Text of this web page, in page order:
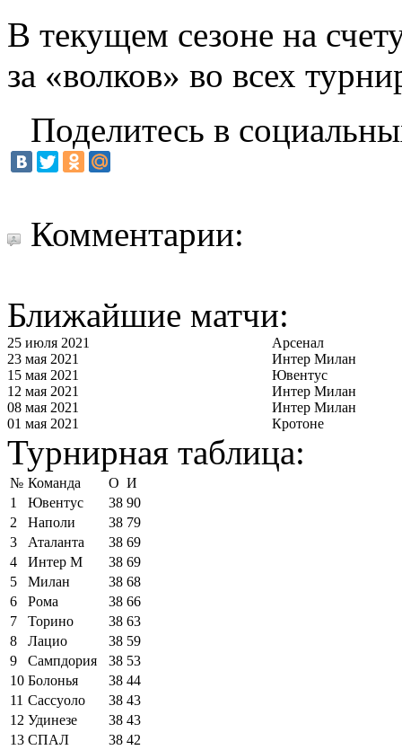
В текущем сезоне на
за «волков» во всех
Поделитесь в
Комментарии:
Ближайшие матчи:
25 июля 2021
Арсенал
23 мая 2021
Интер Милан
15 мая 2021
Ювентус
12 мая 2021
Интер Милан
08 мая 2021
Интер Милан
01 мая 2021
Кротоне
Турнирная таблица:
№ Команда О И
1
Ювентус 38 90
2
Наполи 38 79
3
Аталанта 38 69
4
Интер М 38 69
5
Милан 38 68
6
Рома 38 66
7
Торино 38 63
8
Лацио 38 59
9
Сампдория 38 53
10 Болонья 38 44
11 Сассуоло 38 43
12 Удинезе 38 43
13 СПАЛ 38 42